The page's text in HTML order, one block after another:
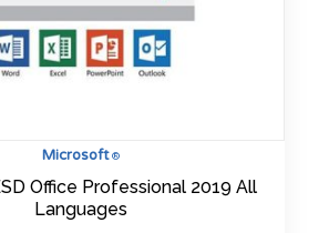
Microsoft®
Office Professional 2019 All
Languages